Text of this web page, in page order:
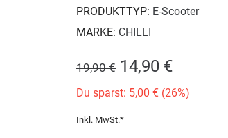
PRODUKTTYP: E-Scooter
MARKE: CHILLI
19,90 € 14,90 €
Du sparst: 5,00 € (26%)
Inkl. MwSt.*